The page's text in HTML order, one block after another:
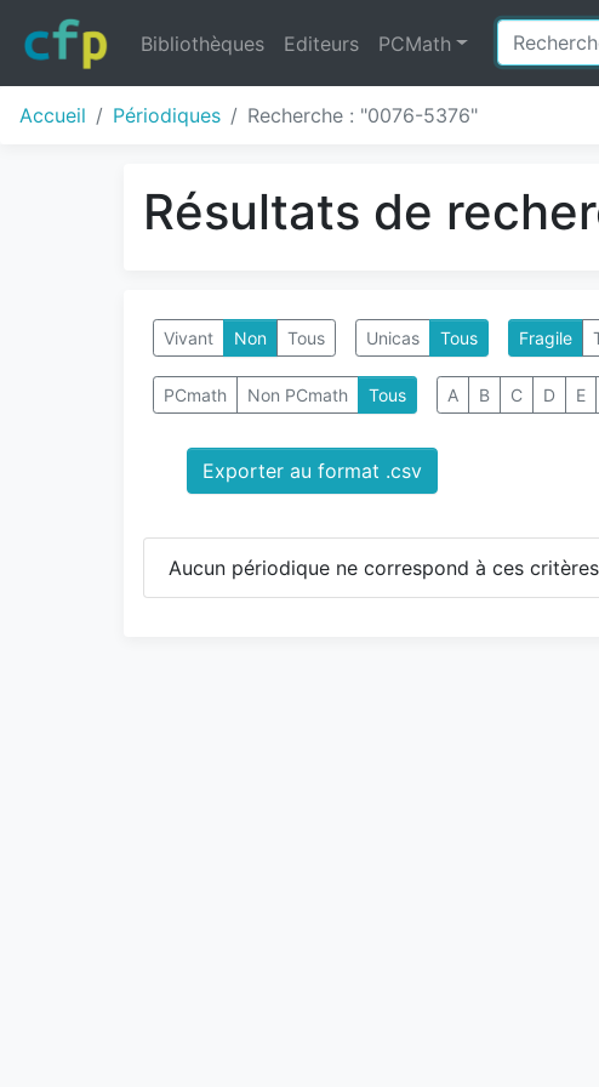
Bibliothèques Editeurs PCMath
Accueil Périodiques Recherche : "0076-5376"
Résultats de
Vivant Non Tous Unicas Tous Fragile
PCmath Non PCmath Tous A B C D E
Exporter au format .csv
Aucun périodique ne correspond à ces